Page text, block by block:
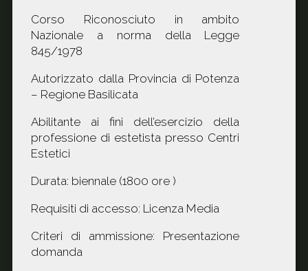
Corso Riconosciuto in ambito
Nazionale a norma della Legge
845/1978
Autorizzato dalla Provincia di Potenza
– Regione Basilicata
Abilitante ai fini dell’esercizio della
professione di estetista presso Centri
Estetici
Durata: biennale (1800 ore )
Requisiti di accesso: Licenza Media
Criteri di ammissione: Presentazione
domanda